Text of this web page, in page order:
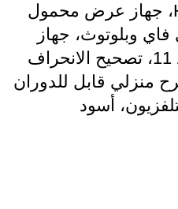
جهاز عرض صغير HY320، جهاز عرض محمول
واي فاي وبلوتوث، جهاز
عرض ذكي بنظام أندرويد 11، تصحيح الانحراف
منزلي قابل للدوران